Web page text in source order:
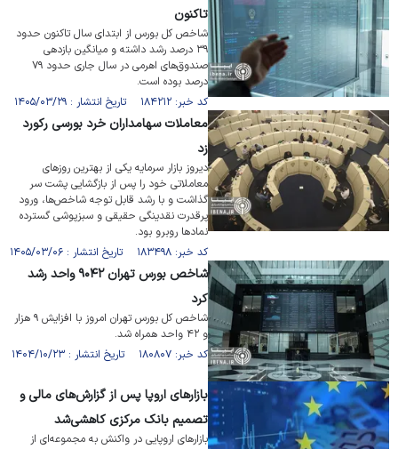
تاکنون
شاخص کل بورس از ابتدای سال تاکنون حدود
۳۹ درصد رشد داشته و میانگین بازدهی
صندوق‌های اهرمی در سال جاری حدود ۷۹
درصد بوده است.
کد خبر: ۱۸۴۲۱۲ تاریخ انتشار : ۱۴۰۵/۰۳/۲۹
معاملات سهامداران خرد بورسی رکورد
زد
دیروز بازار سرمایه یکی از بهترین روز‌های
معاملاتی خود را پس از بازگشایی پشت سر
گذاشت و با رشد قابل توجه شاخص‌ها، ورود
پرقدرت نقدینگی حقیقی و سبزپوشی گسترده
نمادها روبرو بود.
کد خبر: ۱۸۳۴۹۸ تاریخ انتشار : ۱۴۰۵/۰۳/۰۶
شاخص بورس تهران ۹۰۴۲ واحد رشد
کرد
شاخص کل بورس تهران امروز با افزایش ۹ هزار
و ۴۲ واحد همراه شد.
کد خبر: ۱۸۰۸۰۷ تاریخ انتشار : ۱۴۰۴/۱۰/۲۳
بازار‌های اروپا پس از گزارش‌های مالی و
تصمیم بانک مرکزی کاهشی‌شد
بازار‌های اروپایی در واکنش به مجموعه‌ای از